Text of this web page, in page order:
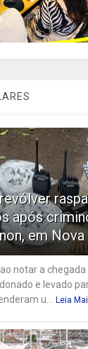
após
em
notar a chegada
e levado
u...
Leia